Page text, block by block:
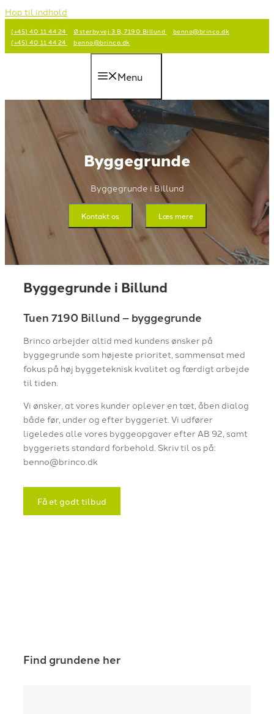
Hop til indhold
(+45) 40 11 44 24 Østerbyvej 3 B, 7190 Billund
benno@brinco.dk
(+45) 40 11 44 24
benno@brinco.dk
Menu
Byggegrunde
Byggegrunde i Billund
Kontakt os Læs mere
Byggegrunde i Billund
Tuen 7190 Billund – byggegrunde
Brinco arbejder altid med kundens ønsker på
byggegrunde som højeste prioritet, sammensat med
fokus på høj byggeteknisk kvalitet og færdigt arbejde
til tiden.
Vi ønsker, at vores kunder oplever en tæt, åben dialog
både før, under og efter byggeriet. Vi udfører
ligeledes alle vores byggeopgaver efter AB 92, samt
byggeriets standard forbehold. Skriv til os på:
benno@brinco.dk
Få et godt tilbud
Find grundene her